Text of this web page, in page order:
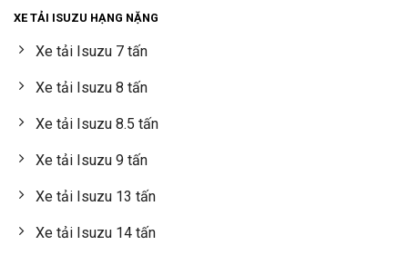
XE TẢI ISUZU HẠNG NẶNG
Xe tải Isuzu 7 tấn
Xe tải Isuzu 8 tấn
Xe tải Isuzu 8.5 tấn
Xe tải Isuzu 9 tấn
Xe tải Isuzu 13 tấn
Xe tải Isuzu 14 tấn